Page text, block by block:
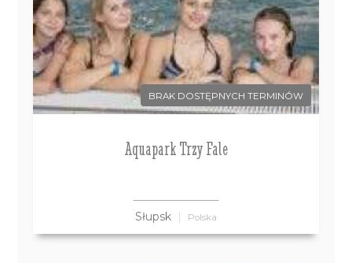
BRAK DOSTĘPNYCH TERMINÓW
Aquapark Trzy Fale
Słupsk Polska